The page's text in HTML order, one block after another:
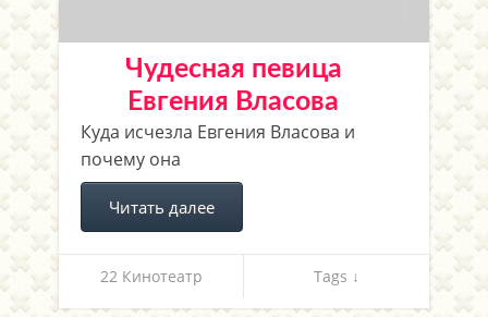
Чудесная певица
Евгения Власова
Куда исчезла Евгения Власова и
почему она
Читать далее
22 Кинотеатр Tags ↓